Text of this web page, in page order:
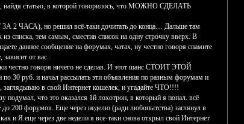
найдя статью, в которой говорилось, что МОЖНО СДЕЛАТЬ
2 ЧАСА), но решил всё-таки дочитать до конца… Дальше там
списка, тем самым, сместив список на одну строчку вверх. В
данное сообщение на форумах, чатах, ну честно говоря спамите
от вас.
честно говоря ничего не сделав. И этот шанс СТОИТ ЭТОЙ
руб. и начал рассылать эти объявления по разным форумам и
заглядываю в свой Интернет кошелек, и угадайте ЧТО!!!!
что это оказался 1й лохотрон, в который я попал. всё
до 200 форумов. Еще через неделю (ради любопытства) заглянул в
и Я.еще через две недели я все-таки снова открыл свой Интернет